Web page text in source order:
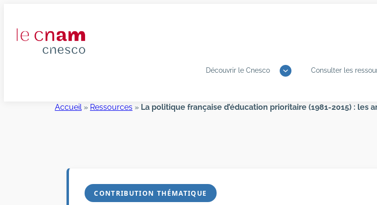
contenu
Découvrir le Cnesco Consulter les
Accueil» Ressources » La politique française d’éducation prioritaire (1981-2015) : les
CONTRIBUTION THÉMATIQUE